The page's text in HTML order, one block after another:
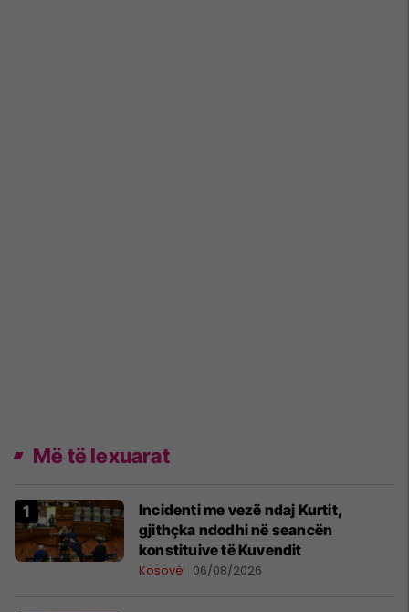
Më të lexuarat
Incidenti me vezë ndaj Kurtit,
gjithçka ndodhi në seancën
konstituive të Kuvendit
Kosovë 06/08/2026